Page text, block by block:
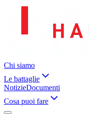
Chi siamo
Le battaglie
NotizieDocumenti
Cosa puoi fare